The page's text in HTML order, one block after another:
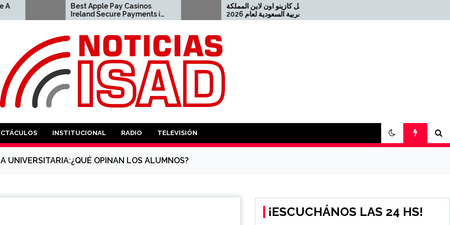
Best Apple Pay Casinos
Ireland Secure Payments in
2026 2023-04-23 apple pay
أفضل كازينو اون لاين المملكة
العربية السعودية لعام 2026
2021-08-04 كازينو USDT
INSTITUCIONAL RADIO TELEVISIÓN
UNIVERSITARIA:¿QUÉ OPINAN LOS ALUMNOS?
¡ESCUCHÁNOS LAS 24 HS!